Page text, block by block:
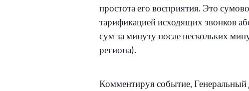
простота его восприятия. Это
тарификацией исходящих звонков
сум за минуту после нескольких
региона).
Комментируя событие,